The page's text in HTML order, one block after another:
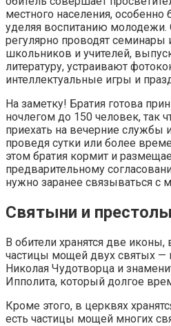
местного населения,
уделяя воспитанию
регулярно проводят семинары
школьников и учителей,
литературу, устраивают
интеллектуальные игры и
На заметку! Братия готова
ночлегом до 150 человек, так
приехать на вечерние службы
проведя сутки или более
этом братия кормит и
предварительному
нужно заранее связываться с
Святыни и
В обители хранятся две иконы,
частицы мощей двух святых —
Николая Чудотворца и
Ипполита, который долгое
Кроме этого, в церквях
есть частицы мощей многих